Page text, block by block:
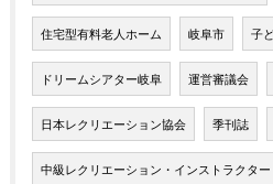
住宅型有料老人ホーム 岐阜市 子
ドリームシアター岐阜 運営審議会
日本レクリエーション協会 季刊誌
中級レクリエーション・インストラクター